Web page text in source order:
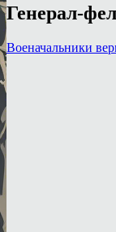
Генерал-
Военачальники